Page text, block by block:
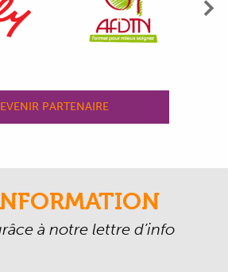
PARTENAIRE
à notre lettre d’info